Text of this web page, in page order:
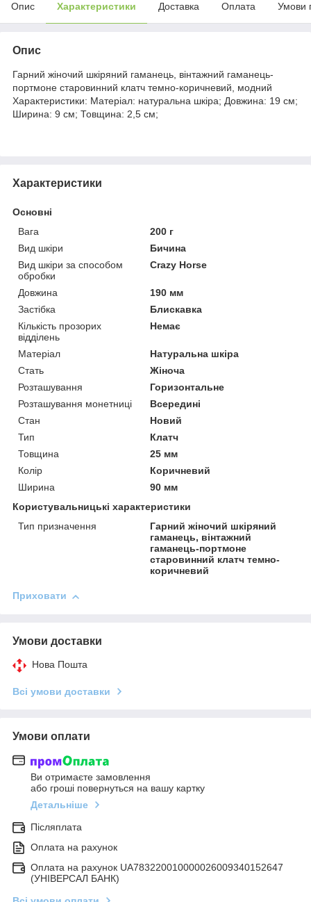
Опис Характеристики Доставка Оплата Умови
Опис
Гарний жіночий шкіряний гаманець, вінтажний гаманець-
портмоне старовинний клатч темно-коричневий, модний
Характеристики: Матеріал: натуральна шкіра; Довжина: 19 см;
Ширина: 9 см; Товщина: 2,5 см;
Характеристики
Основні
Вага
200 г
Вид шкіри
Бичина
Вид шкіри за способом
обробки
Crazy Horse
Довжина
190 мм
Застібка
Блискавка
Кількість прозорих
відділень
Немає
Матеріал
Натуральна шкіра
Стать
Жіноча
Розташування
Горизонтальне
Розташування монетниці
Всередині
Стан
Новий
Тип
Клатч
Товщина
25 мм
Колір
Коричневий
Ширина
90 мм
Користувальницькі характеристики
Тип призначення
Гарний жіночий шкіряний
гаманець, вінтажний
гаманець-портмоне
старовинний клатч темно-
коричневий
Приховати
Умови доставки
Нова Пошта
Всі умови доставки
Умови оплати
Ви отримаєте замовлення
або гроші повернуться на вашу картку
Детальніше
Післяплата
Оплата на рахунок
Оплата на рахунок UA783220010000026009340152647
(УНІВЕРСАЛ БАНК)